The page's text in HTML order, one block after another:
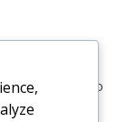
feia por isso
quer ficar